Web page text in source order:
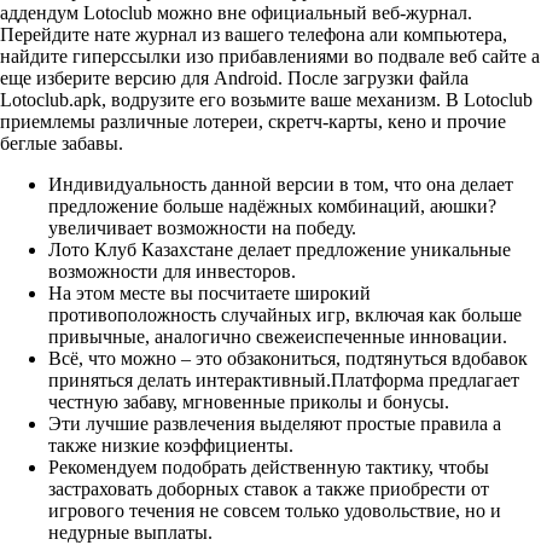
аддендум Lotoclub можно вне официальный веб-журнал.
Перейдите нате журнал из вашего телефона али компьютера,
найдите гиперссылки изо прибавлениями во подвале веб сайте а
еще изберите версию для Android. После загрузки файла
Lotoclub.apk, водрузите его возьмите ваше механизм. В Lotoclub
приемлемы различные лотереи, скретч-карты, кено и прочие
беглые забавы.
Индивидуальность данной версии в том, что она делает
предложение больше надёжных комбинаций, аюшки?
увеличивает возможности на победу.
Лото Клуб Казахстане делает предложение уникальные
возможности для инвесторов.
На этом месте вы посчитаете широкий
противоположность случайных игр, включая как больше
привычные, аналогично свежеиспеченные инновации.
Всё, что можно – это обзакониться, подтянуться вдобавок
приняться делать интерактивный.Платформа предлагает
честную забаву, мгновенные приколы и бонусы.
Эти лучшие развлечения выделяют простые правила а
также низкие коэффициенты.
Рекомендуем подобрать действенную тактику, чтобы
застраховать доборных ставок а также приобрести от
игрового течения не совсем только удовольствие, но и
недурные выплаты.